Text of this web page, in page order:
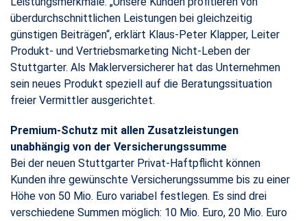
überdurchschnittlichen Leistungen bei gleichzeitig
günstigen Beiträgen“, erklärt Klaus-Peter Klapper, Leiter
Produkt- und Vertriebsmarketing Nicht-Leben der
Stuttgarter. Als Maklerversicherer hat das Unternehmen
sein neues Produkt speziell auf die Beratungssituation
freier Vermittler ausgerichtet.
Premium-Schutz mit allen Zusatzleistungen
unabhängig von der Versicherungssumme
Bei der neuen Stuttgarter Privat-Haftpflicht können
Kunden ihre gewünschte Versicherungssumme bis zu einer
Höhe von 50 Mio. Euro variabel festlegen. Es sind drei
verschiedene Summen möglich: 10 Mio. Euro, 20 Mio. Euro